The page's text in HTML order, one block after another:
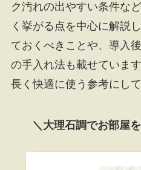
ク汚れの出やすい条件な
く挙がる点を中心に解説
ておくべきことや、導入
の手入れ法も載せていま
長く快適に使う参考にして
＼大理石調でお部屋